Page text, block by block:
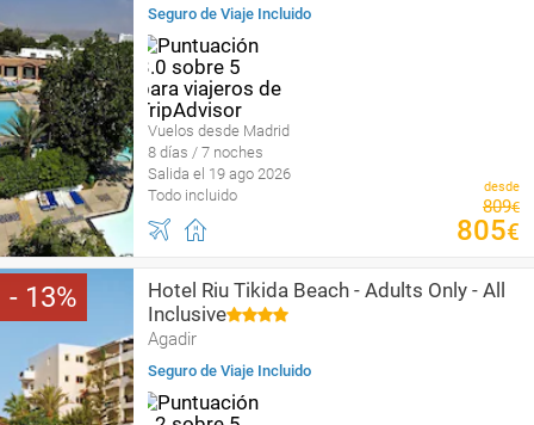
Seguro de Viaje Incluido
Vuelos desde Madrid
8 días / 7 noches
Salida el 19 ago 2026
Todo incluido
desde
809€
805€
13
Hotel Riu Tikida Beach - Adults Only - All
Inclusive
Agadir
Seguro de Viaje Incluido